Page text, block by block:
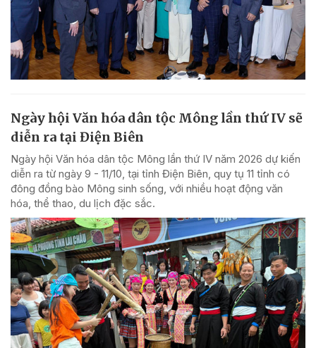
Ngày hội Văn hóa dân tộc Mông lần thứ IV sẽ
diễn ra tại Điện Biên
Ngày hội Văn hóa dân tộc Mông lần thứ IV năm 2026 dự kiến
diễn ra từ ngày 9 - 11/10, tại tỉnh Điện Biên, quy tụ 11 tỉnh có
đông đồng bào Mông sinh sống, với nhiều hoạt động văn
hóa, thể thao, du lịch đặc sắc.